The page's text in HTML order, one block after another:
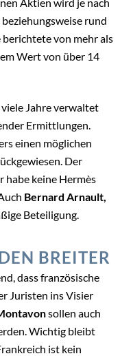
rund
von mehr als
Wert von über 14
Jahre verwaltet
Ermittlungen.
einen möglichen
Der
habe keine Hermès
Bernard Arnault,
Beteiligung.
BREITER
dass französische
Juristen ins Visier
sollen auch
Wichtig bleibt
ist kein